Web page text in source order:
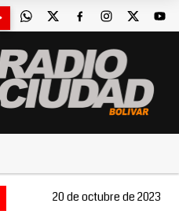
20 de octubre de 2023